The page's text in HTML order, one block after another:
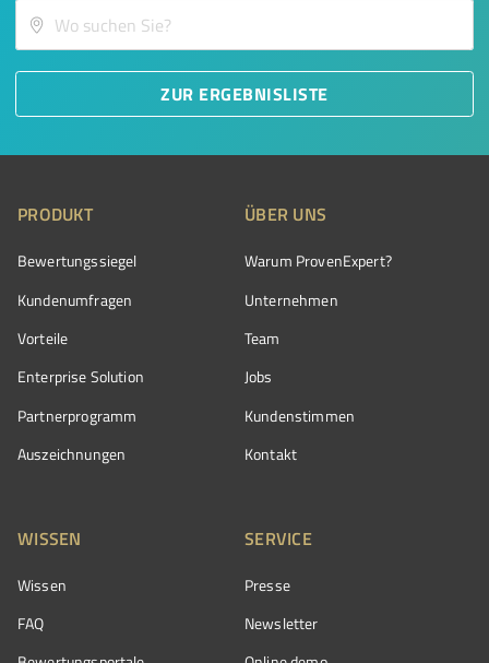
ZUR ERGEBNISLISTE
PRODUKT
Bewertungssiegel
Kundenumfragen
Vorteile
Enterprise Solution
Partnerprogramm
Auszeichnungen
ÜBER UNS
Warum ProvenExpert?
Unternehmen
Team
Jobs
Kundenstimmen
Kontakt
WISSEN
Wissen
FAQ
SERVICE
Presse
Newsletter